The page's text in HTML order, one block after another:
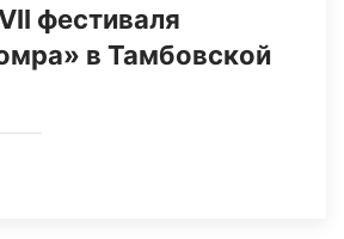
фестиваля
в Тамбовской